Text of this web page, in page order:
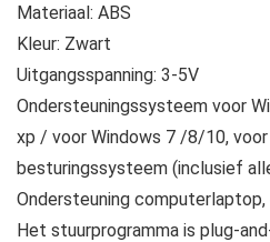
Materiaal: ABS
Kleur: Zwart
Uitgangsspanning: 3-5V
Ondersteuningssysteem voor
xp / voor Windows 7 /8/10,
besturingssysteem (inclusief
Ondersteuning
Het stuurprogramma is plug-